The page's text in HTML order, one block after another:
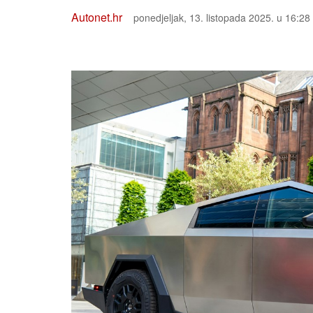
Autonet.hr ponedjeljak, 13. listopada 2025. u 16:28